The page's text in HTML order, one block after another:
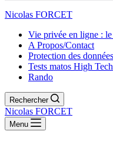
Nicolas FORCET
Vie privée en ligne :
A Propos/Contact
Protection des données
Tests matos High Tech
Rando
Rechercher
Nicolas FORCET
Menu